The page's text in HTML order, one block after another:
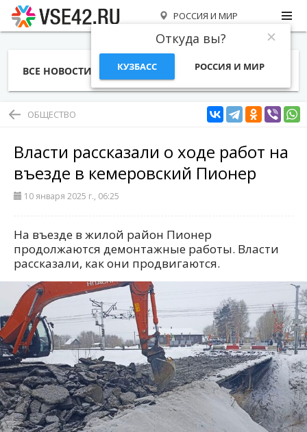
РОССИЯ И МИР
Откуда вы?
КУЗБАСС РОССИЯ И МИР
ВСЕ НОВОСТИ СТАТЬИ ТЕМЫ ФОТО
ОБЩЕСТВО
Власти рассказали о ходе работ на
въезде в кемеровский Пионер
10 января 2025 г., 06:25
На въезде в жилой район Пионер
продолжаются демонтажные работы. Власти
рассказали, как они продвигаются.